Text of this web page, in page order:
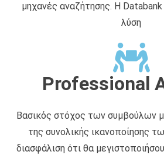
μηχανές αναζήτησης. Η
λύση
Professional
Βασικός στόχος των συμβούλων
της συνολικής ικανοποίησης
διασφάλιση ότι θα